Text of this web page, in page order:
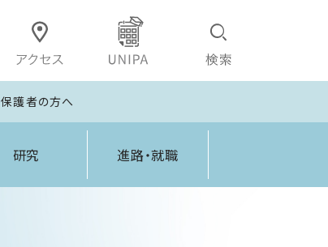
保護者の方へ
研究 進路・就職